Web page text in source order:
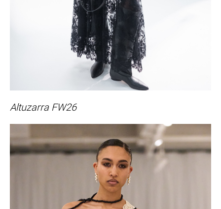
Altuzarra FW26